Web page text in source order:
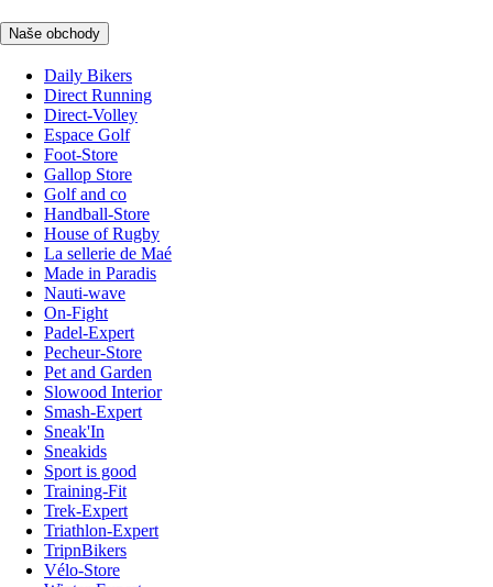
Naše obchody
Daily Bikers
Direct Running
Direct-Volley
Espace Golf
Foot-Store
Gallop Store
Golf and co
Handball-Store
House of Rugby
La sellerie de Maé
Made in Paradis
Nauti-wave
On-Fight
Padel-Expert
Pecheur-Store
Pet and Garden
Slowood Interior
Smash-Expert
Sneak'In
Sneakids
Sport is good
Training-Fit
Trek-Expert
Triathlon-Expert
TripnBikers
Vélo-Store